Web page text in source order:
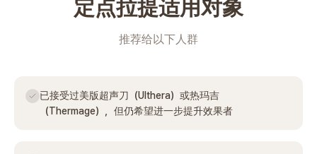
定点拉提适用对象
推荐给以下人群
已接受过美版超声刀（Ulthera）或热玛吉
（Thermage），但仍希望进一步提升效果者